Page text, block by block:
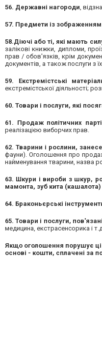
56. Державні нагороди,
57. Предмети із зображенням
58.Діючі або ті, які мають
залікові книжки, дипломи,
прав / обов'язків, крім
документів, а також послуги з
59. Екстремістські
екстремістської діяльності;
60. Товари і послуги, які
61. Продаж політичних
реалізацією виборчих прав.
62. Тварини і рослини,
фауни). Оголошення про
найменування тварини, назва
63. Шкури і вироби з шкур,
мамонта, зуб кита (кашалота)
64. Браконьєрські
65. Товари і послуги,
медицина, екстрасенсорика і
Якщо оголошення порушує ці
основі - кошти, сплачені за